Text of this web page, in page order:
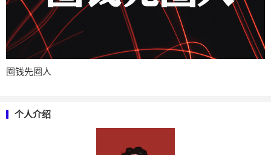
圈钱先圈人
个人介绍